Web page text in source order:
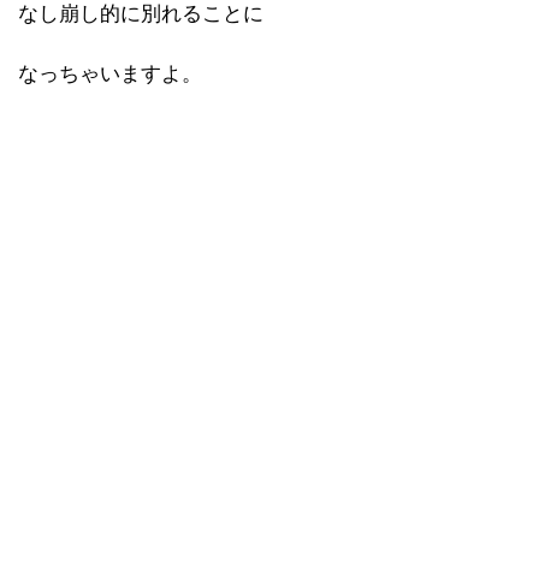
なし崩し的に別れることに
なっちゃいますよ。